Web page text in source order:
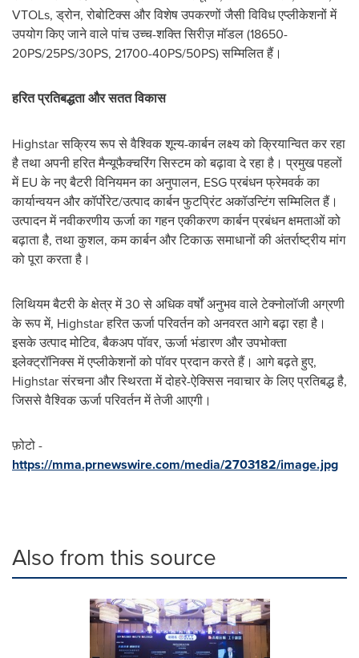
VTOLs, ड्रोन, रोबोटिक्स और विशेष उपकरणों जैसी विविध एप्लीकेशनों में
उपयोग किए जाने वाले पांच उच्च-शक्ति सिरीज़ मॉडल (18650-
20PS/25PS/30PS, 21700-40PS/50PS) सम्मिलित हैं।
हरित प्रतिबद्धता और सतत विकास
Highstar सक्रिय रूप से वैश्विक शून्य-कार्बन लक्ष्य को क्रियान्वित कर रहा
है तथा अपनी हरित मैन्यूफैक्चरिंग सिस्टम को बढ़ावा दे रहा है। प्रमुख पहलों
में EU के नए बैटरी विनियमन का अनुपालन, ESG प्रबंधन फ्रेमवर्क का
कार्यान्वयन और कॉर्पोरेट/उत्पाद कार्बन फुटप्रिंट अकॉउन्टिंग सम्मिलित हैं।
उत्पादन में नवीकरणीय ऊर्जा का गहन एकीकरण कार्बन प्रबंधन क्षमताओं को
बढ़ाता है, तथा कुशल, कम कार्बन और टिकाऊ समाधानों की अंतर्राष्ट्रीय मांग
को पूरा करता है।
लिथियम बैटरी के क्षेत्र में 30 से अधिक वर्षों अनुभव वाले टेक्नोलॉजी अग्रणी
के रूप में, Highstar हरित ऊर्जा परिवर्तन को अनवरत आगे बढ़ा रहा है।
इसके उत्पाद मोटिव, बैकअप पॉवर, ऊर्जा भंडारण और उपभोक्ता
इलेक्ट्रॉनिक्स में एप्लीकेशनों को पॉवर प्रदान करते हैं। आगे बढ़ते हुए,
Highstar संरचना और स्थिरता में दोहरे-ऐक्सिस नवाचार के लिए प्रतिबद्ध है,
जिससे वैश्विक ऊर्जा परिवर्तन में तेजी आएगी।
फ़ोटो -
https://mma.prnewswire.com/media/2703182/image.jpg
Also from this source